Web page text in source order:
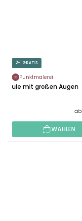
2+1 GRATIS
Punktmalerei
Eule mit großen Augen
ab
WÄHLEN